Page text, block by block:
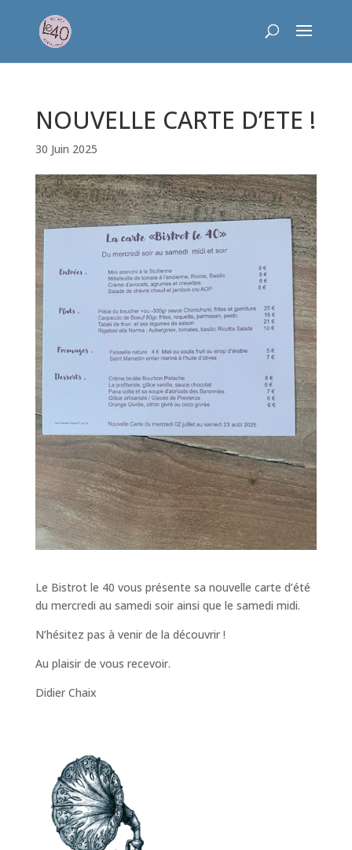
content
NOUVELLE CARTE D’ETE !
30 Juin 2025
Le Bistrot le 40 vous présente sa nouvelle carte d’été
du mercredi au samedi soir ainsi que le samedi midi.
N’hésitez pas à venir de la découvrir !
Au plaisir de vous recevoir.
Didier Chaix